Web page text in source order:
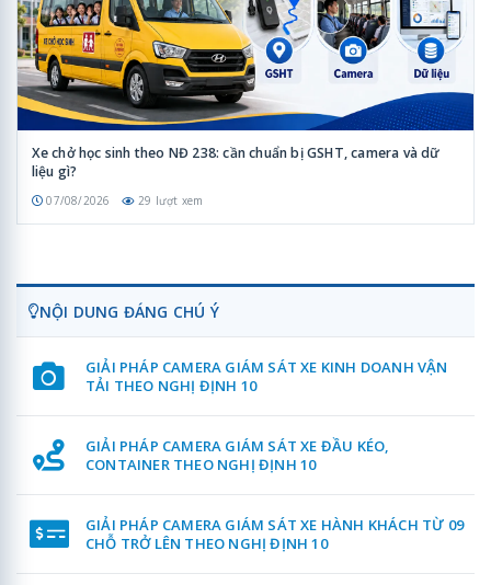
Xe chở học sinh theo NĐ 238: cần chuẩn bị GSHT, camera và dữ
liệu gì?
07/08/2026 29 lượt xem
NỘI DUNG ĐÁNG CHÚ Ý
GIẢI PHÁP CAMERA GIÁM SÁT XE KINH DOANH VẬN
TẢI THEO NGHỊ ĐỊNH 10
GIẢI PHÁP CAMERA GIÁM SÁT XE ĐẦU KÉO,
CONTAINER THEO NGHỊ ĐỊNH 10
GIẢI PHÁP CAMERA GIÁM SÁT XE HÀNH KHÁCH TỪ 09
CHỖ TRỞ LÊN THEO NGHỊ ĐỊNH 10